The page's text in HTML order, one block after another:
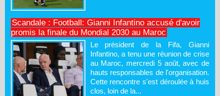
Scandale : Football: Gianni Infantino accusé d'avoir
promis la finale du Mondial 2030 au Maroc
Le président de la Fifa, Gianni
Infantino, a tenu une réunion de crise
au Maroc, mercredi 5 août, avec de
hauts responsables de l'organisation.
Cette rencontre s'est déroulée à huis
clos, loin de la...